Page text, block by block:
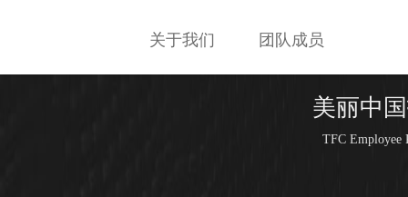
关于我们 团队成员
美丽中
TFC Employee